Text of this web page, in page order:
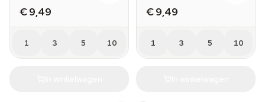
€ 9,49
1 3 5 10
€ 9,49
1 3 5 10